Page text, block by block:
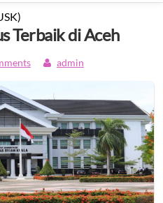
Terbaik di Aceh
admin